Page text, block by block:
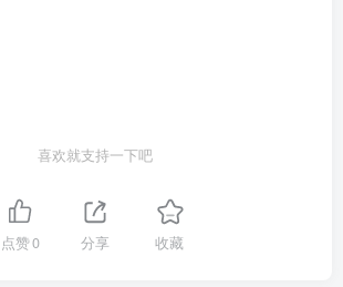
喜欢就支持一下吧
点赞0 分享 收藏